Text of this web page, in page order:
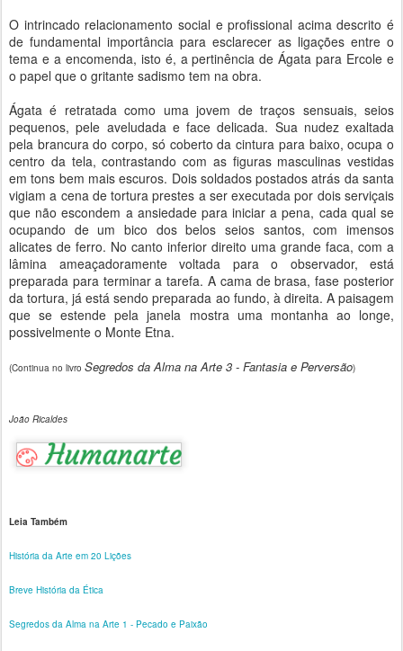
O intrincado relacionamento social e profissional acima descrito é
de fundamental importância para esclarecer as ligações entre o
tema e a encomenda, isto é, a pertinência de Ágata para Ercole e
o papel que o gritante sadismo tem na obra.
Ágata é retratada como uma jovem de traços sensuais, seios
pequenos, pele aveludada e face delicada. Sua nudez exaltada
pela brancura do corpo, só coberto da cintura para baixo, ocupa o
centro da tela, contrastando com as figuras masculinas vestidas
em tons bem mais escuros. Dois soldados postados atrás da santa
vigiam a cena de tortura prestes a ser executada por dois serviçais
que não escondem a ansiedade para iniciar a pena, cada qual se
ocupando de um bico dos belos seios santos, com imensos
alicates de ferro. No canto inferior direito uma grande faca, com a
lâmina ameaçadoramente voltada para o observador, está
preparada para terminar a tarefa. A cama de brasa, fase posterior
da tortura, já está sendo preparada ao fundo, à direita. A paisagem
que se estende pela janela mostra uma montanha ao longe,
possivelmente o Monte Etna.
(Continua no livro Segredos da Alma na Arte 3 - Fantasia e Perversão)
João Ricaldes
Leia Também
História da Arte em 20 Lições
Breve História da Ética
Segredos da Alma na Arte 1 - Pecado e Paixão